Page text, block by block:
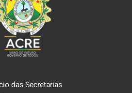
das Secretarias